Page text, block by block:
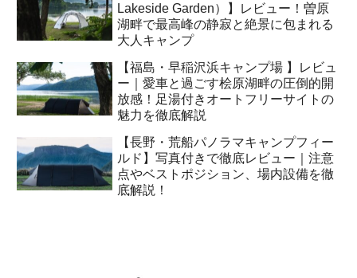
Lakeside Garden）】レビュー！曽原
湖畔で最高峰の静寂と絶景に包まれる
大人キャンプ
【福島・早稲沢浜キャンプ場 】レビュ
ー｜愛車と過ごす桧原湖畔の圧倒的開
放感！足湯付きオートフリーサイトの
魅力を徹底解説
【長野・荒船パノラマキャンプフィー
ルド】写真付きで徹底レビュー｜注意
点やベストポジション、場内設備を徹
底解説！